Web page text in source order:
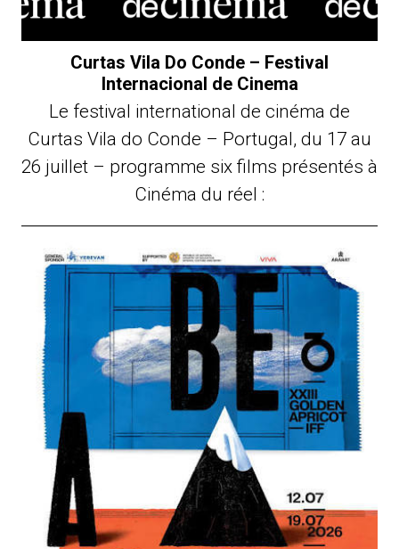
Curtas Vila Do Conde – Festival
Internacional de Cinema
Le festival international de cinéma de
Curtas Vila do Conde – Portugal, du 17 au
26 juillet – programme six films présentés à
Cinéma du réel :